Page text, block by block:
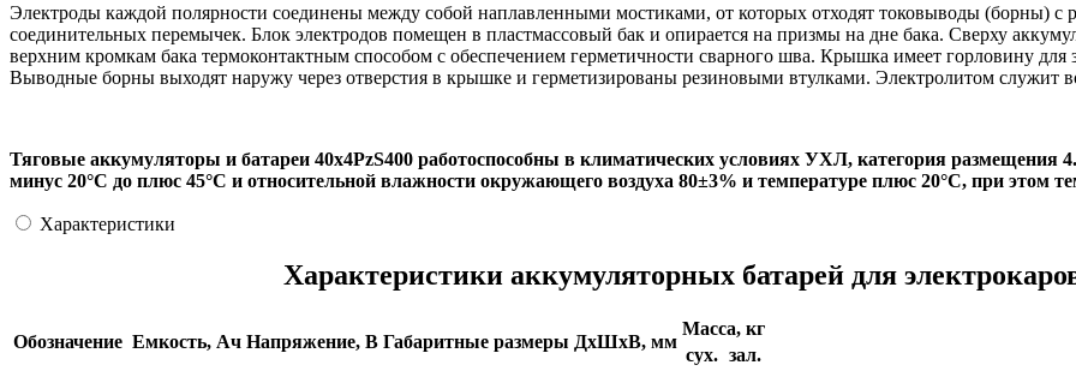
Электроды каждой полярности соединены между собой наплавленными мостиками, от которых отходят токовыводы (борны) с
соединительных перемычек. Блок электродов помещен в пластмассовый бак и опирается на призмы на дне бака. Сверху
верхним кромкам бака термоконтактным способом с обеспечением герметичности сварного шва. Крышка имеет горловину для
Выводные борны выходят наружу через отверстия в крышке и герметизированы резиновыми втулками. Электролитом служит
Тяговые аккумуляторы и батареи 40х4PzS400 работоспособны в климатических условиях УХЛ, категория
минус 20°С до плюс 45°С и относительной влажности окружающего воздуха 80±3% и температуре плюс 20°С, при этом
Характеристики
Характеристики аккумуляторных батарей для
Обозначение Емкость, Ач Напряжение, В Габаритные размеры ДхШхВ, мм
Масса, кг
сух. зал.